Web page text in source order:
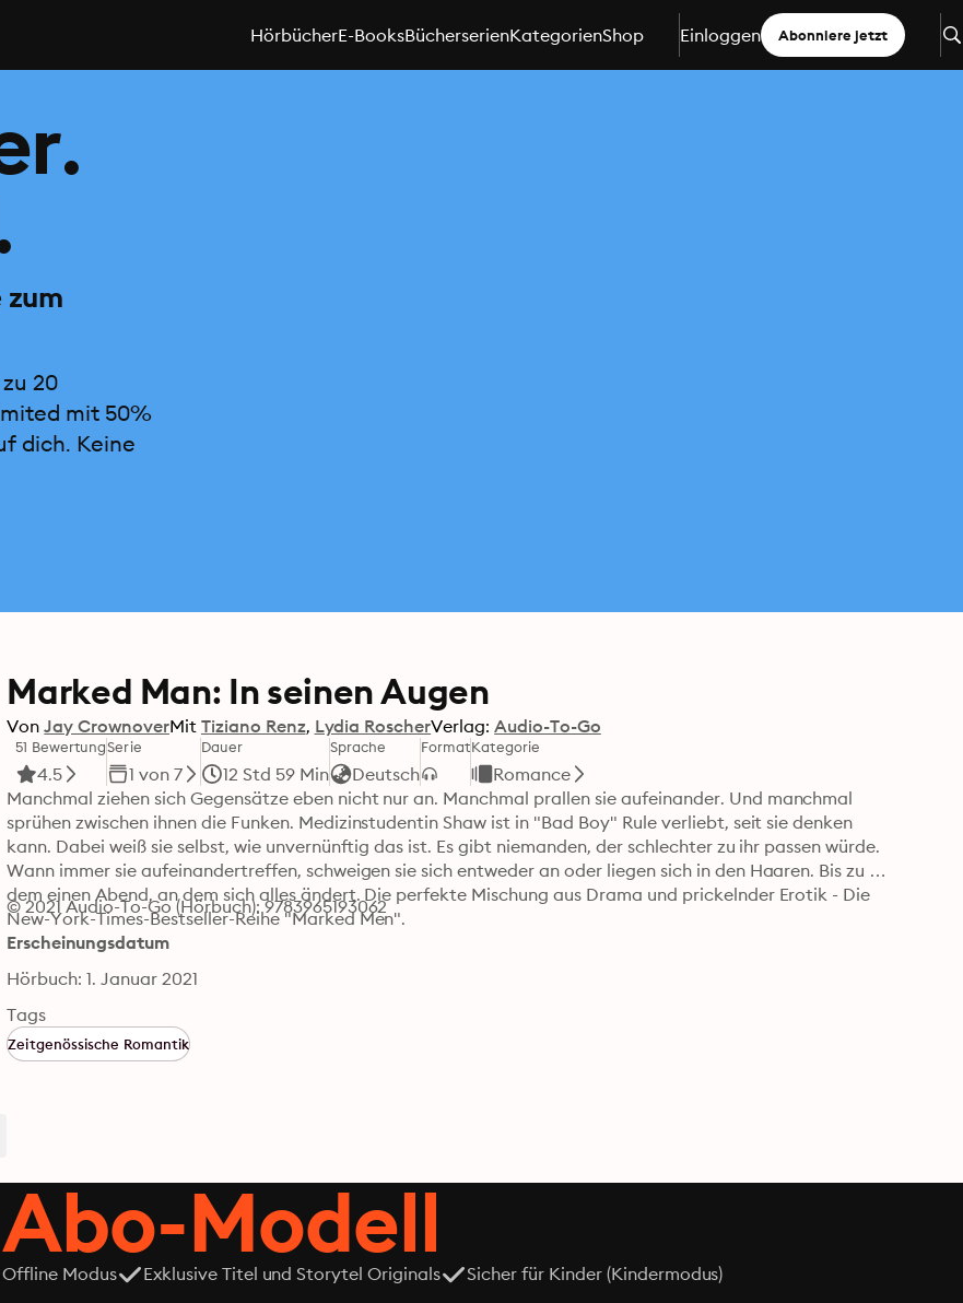
HörbücherE-BooksBücherserienKategorienShop Einloggen Abonniere jetzt
20
mit 50%
dich. Keine
Marked Man: In seinen Augen
Von Jay CrownoverMit Tiziano Renz Lydia RoscherVerlag: Audio-To-Go
51 Bewertung
4.5
Serie
1 von 7
Dauer
12 Std 59 Min
Sprache
Deutsch
FormatKategorie
Romance
Manchmal ziehen sich Gegensätze eben nicht nur an. Manchmal prallen sie aufeinander. Und manchmal
sprühen zwischen ihnen die Funken. Medizinstudentin Shaw ist in "Bad Boy" Rule verliebt, seit sie denken
kann. Dabei weiß sie selbst, wie unvernünftig das ist. Es gibt niemanden, der schlechter zu ihr passen würde.
Wann immer sie aufeinandertreffen, schweigen sie sich entweder an oder liegen sich in den Haaren. Bis zu
dem einen Abend, an dem sich alles ändert. Die perfekte Mischung aus Drama und prickelnder Erotik - Die
New-York-Times-Bestseller-Reihe "Marked Men".
© 2021 Audio-To-Go (Hörbuch): 9783965193062
Erscheinungsdatum
Hörbuch: 1. Januar 2021
Tags
Zeitgenössische Romantik
Modell
Modus Exklusive Titel und Storytel Originals
Sicher für Kinder (Kindermodus)